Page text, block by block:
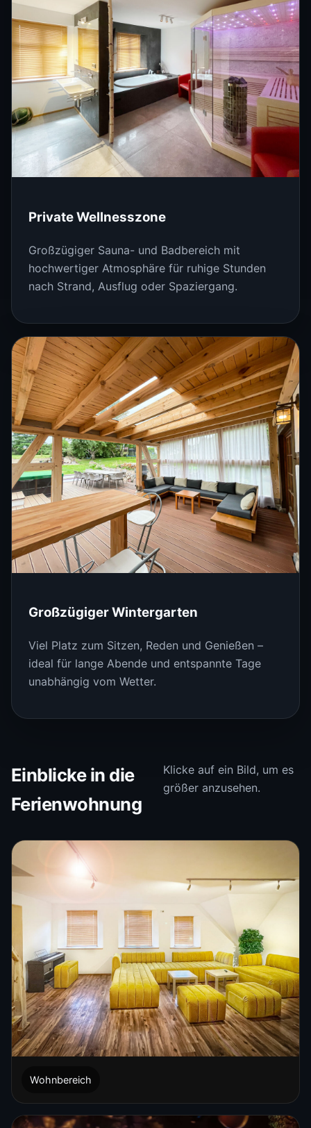
Private Wellnesszone
Großzügiger Sauna- und Badbereich mit
hochwertiger Atmosphäre für ruhige Stunden
nach Strand, Ausflug oder Spaziergang.
Großzügiger Wintergarten
Viel Platz zum Sitzen, Reden und Genießen –
ideal für lange Abende und entspannte Tage
unabhängig vom Wetter.
Einblicke in die
Ferienwohnung
Klicke auf ein Bild, um es
größer anzusehen.
Wohnbereich